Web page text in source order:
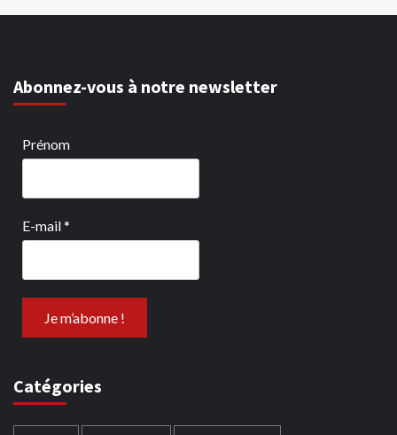
Abonnez-vous à notre newsletter
Prénom
E-mail*
Catégories